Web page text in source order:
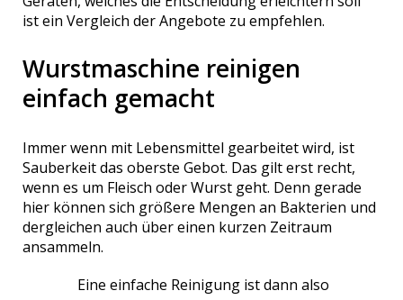
ist ein Vergleich der Angebote zu empfehlen.
Wurstmaschine reinigen
einfach gemacht
Immer wenn mit Lebensmittel gearbeitet wird, ist
Sauberkeit das oberste Gebot. Das gilt erst recht,
wenn es um Fleisch oder Wurst geht. Denn gerade
hier können sich größere Mengen an Bakterien und
dergleichen auch über einen kurzen Zeitraum
ansammeln.
Eine einfache Reinigung ist dann also